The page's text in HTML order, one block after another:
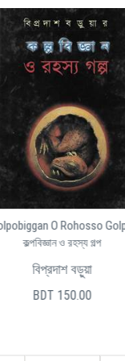
O Rohosso
কল্পবিজ্ঞান ও রহস্য গল্প
বিপ্রদাশ বড়ুয়া
BDT 150.00